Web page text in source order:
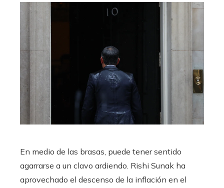
En medio de las brasas, puede tener sentido
agarrarse a un clavo ardiendo. Rishi Sunak ha
aprovechado el descenso de la inflación en el